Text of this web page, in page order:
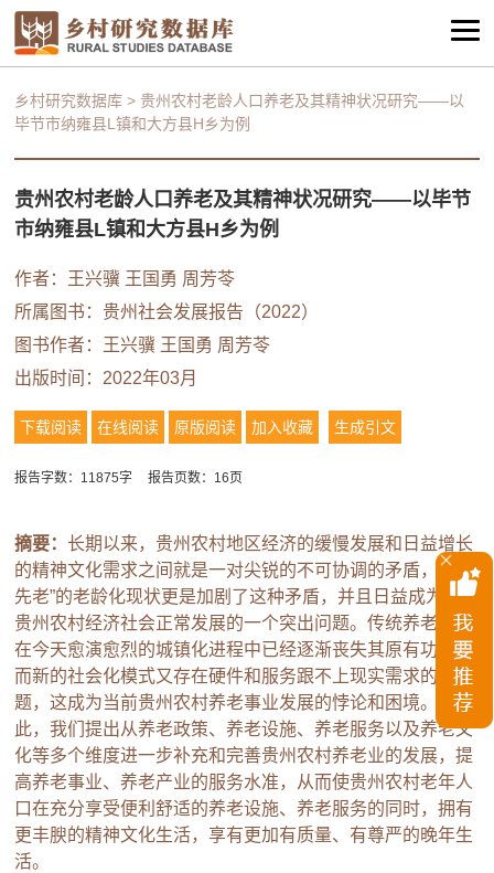
乡村研究数据库 >贵州农村老龄人口养老及其精神状况研究——以
毕节市纳雍县L镇和大方县H乡为例
贵州农村老龄人口养老及其精神状况研究——以毕节
市纳雍县L镇和大方县H乡为例
作者： 王兴骥 王国勇 周芳苓
所属图书： 贵州社会发展报告（2022）
图书作者： 王兴骥 王国勇 周芳苓
出版时间：2022年03月
下载阅读 在线阅读 原版阅读 加入收藏 生成引文
报告字数：11875字 报告页数：16页
摘要： 长期以来，贵州农村地区经济的缓慢发展和日益增长
的精神文化需求之间就是一对尖锐的不可协调的矛盾，“未富
先老”的老龄化现状更是加剧了这种矛盾，并且日益成为困扰
贵州农村经济社会正常发展的一个突出问题。传统养老模式
在今天愈演愈烈的城镇化进程中已经逐渐丧失其原有功能，
而新的社会化模式又存在硬件和服务跟不上现实需求的问
题，这成为当前贵州农村养老事业发展的悖论和困境。针对
此，我们提出从养老政策、养老设施、养老服务以及养老文
化等多个维度进一步补充和完善贵州农村养老业的发展，提
高养老事业、养老产业的服务水准，从而使贵州农村老年人
口在充分享受便利舒适的养老设施、养老服务的同时，拥有
更丰腴的精神文化生活，享有更加有质量、有尊严的晚年生
活。